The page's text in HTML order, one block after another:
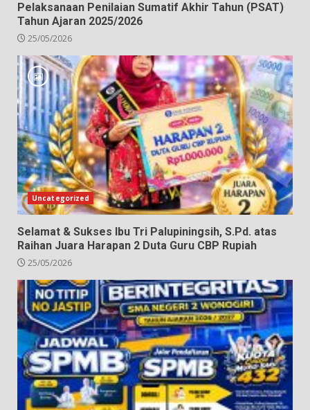
Pelaksanaan Penilaian Sumatif Akhir Tahun (PSAT)
Tahun Ajaran 2025/2026
25/05/2026
Uncategorized
Selamat & Sukses Ibu Tri Palupiningsih, S.Pd. atas
Raihan Juara Harapan 2 Duta Guru CBP Rupiah
25/05/2026